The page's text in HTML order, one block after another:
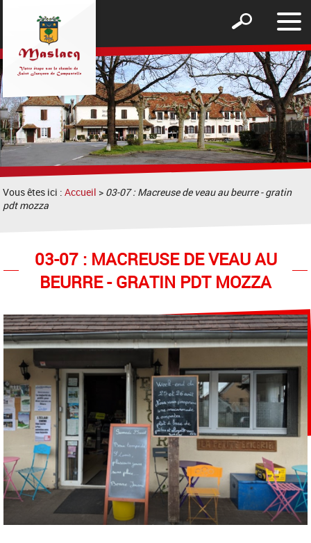
le
Afficher
formulaire
de
recherche
Vous êtes ici :Accueil > 03-07 : Macreuse de veau au beurre - gratin
pdt mozza
03-07 : MACREUSE DE VEAU AU
BEURRE - GRATIN PDT MOZZA